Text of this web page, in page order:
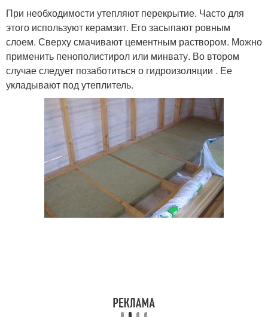
При необходимости утепляют перекрытие. Часто для
этого используют керамзит. Его засыпают ровным
слоем. Сверху смачивают цементным раствором. Можно
применить пенополистирол или минвату. Во втором
случае следует позаботиться о гидроизоляции . Ее
укладывают под утеплитель.